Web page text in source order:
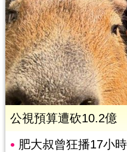
公視預算遭砍10.2億
肥大叔曾狂播17小